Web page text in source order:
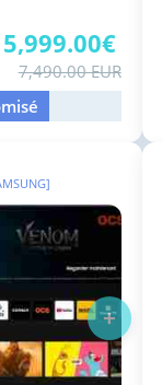
5,999.00€
7,490.00 EUR
+